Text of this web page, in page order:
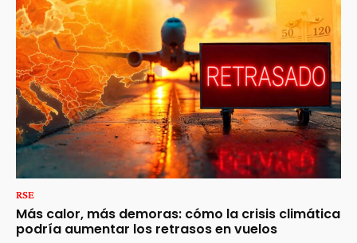
RSE
Más calor, más demoras: cómo la crisis climática
podría aumentar los retrasos en vuelos